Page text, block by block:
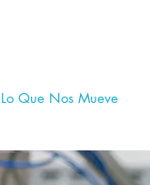
Lo Que Nos Mueve